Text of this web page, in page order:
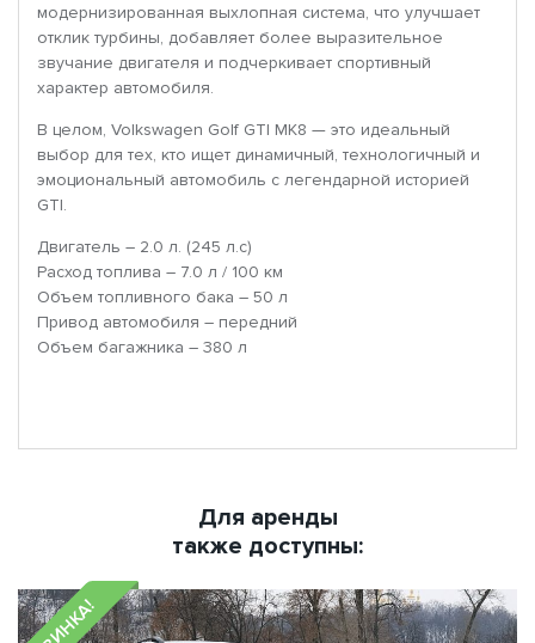
модернизированная выхлопная система, что улучшает
отклик турбины, добавляет более выразительное
звучание двигателя и подчеркивает спортивный
характер автомобиля.
В целом, Volkswagen Golf GTI MK8 — это идеальный
выбор для тех, кто ищет динамичный, технологичный и
эмоциональный автомобиль с легендарной историей
GTI.
Двигатель – 2.0 л. (245 л.с)
Расход топлива – 7.0 л / 100 км
Объем топливного бака – 50 л
Привод автомобиля – передний
Объем багажника – 380 л
Для аренды
также доступны: